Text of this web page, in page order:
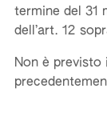
termine del 31
dell’art. 12
Non è